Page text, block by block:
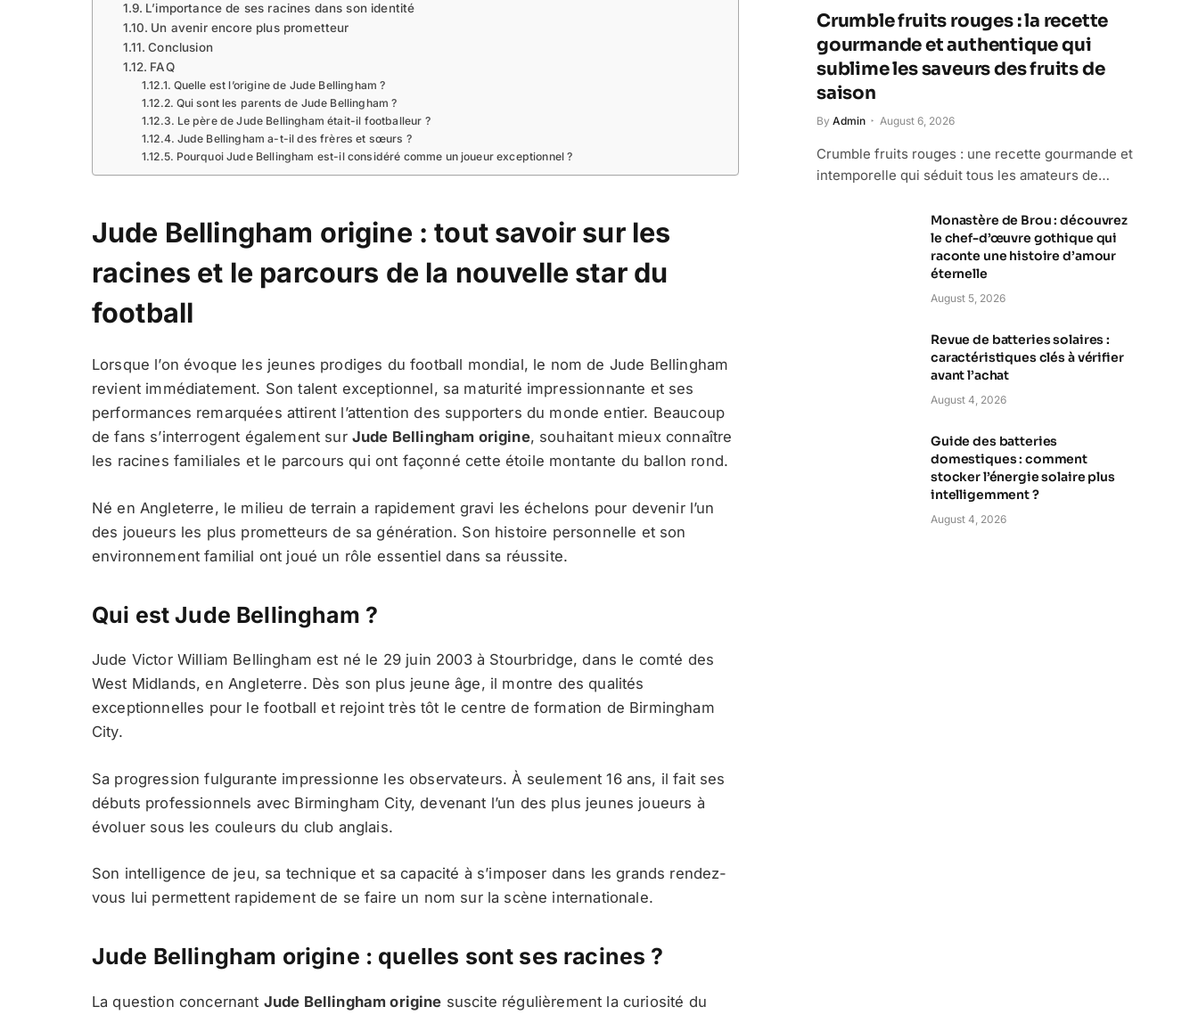
L’importance de ses racines dans son identité
Un avenir encore plus prometteur
Conclusion
FAQ
Quelle est l’origine de Jude Bellingham ?
Qui sont les parents de Jude Bellingham ?
Le père de Jude Bellingham était-il footballeur ?
Jude Bellingham a-t-il des frères et sœurs ?
Pourquoi Jude Bellingham est-il considéré comme un joueur exceptionnel ?
Jude Bellingham origine : tout savoir sur les
racines et le parcours de la nouvelle star du
football
Lorsque l’on évoque les jeunes prodiges du football mondial, le nom de Jude Bellingham
revient immédiatement. Son talent exceptionnel, sa maturité impressionnante et ses
performances remarquées attirent l’attention des supporters du monde entier. Beaucoup
de fans s’interrogent également sur Jude Bellingham origine, souhaitant mieux connaître
les racines familiales et le parcours qui ont façonné cette étoile montante du ballon rond.
Né en Angleterre, le milieu de terrain a rapidement gravi les échelons pour devenir l’un
des joueurs les plus prometteurs de sa génération. Son histoire personnelle et son
environnement familial ont joué un rôle essentiel dans sa réussite.
Qui est Jude Bellingham ?
Jude Victor William Bellingham est né le 29 juin 2003 à Stourbridge, dans le comté des
West Midlands, en Angleterre. Dès son plus jeune âge, il montre des qualités
exceptionnelles pour le football et rejoint très tôt le centre de formation de Birmingham
City.
Sa progression fulgurante impressionne les observateurs. À seulement 16 ans, il fait ses
débuts professionnels avec Birmingham City, devenant l’un des plus jeunes joueurs à
évoluer sous les couleurs du club anglais.
Son intelligence de jeu, sa technique et sa capacité à s’imposer dans les grands rendez-
vous lui permettent rapidement de se faire un nom sur la scène internationale.
Jude Bellingham origine : quelles sont ses racines ?
La question concernant Jude Bellingham origine suscite régulièrement la curiosité du
Crumble fruits rouges : la recette
gourmande et authentique qui
sublime les saveurs des fruits de
saison
By Admin August 6, 2026
Crumble fruits rouges : une recette gourmande et
intemporelle qui séduit tous les amateurs de…
Monastère de Brou : découvrez
le chef-d’œuvre gothique qui
raconte une histoire d’amour
éternelle
August 5, 2026
Revue de batteries solaires :
caractéristiques clés à vérifier
avant l’achat
August 4, 2026
Guide des batteries
domestiques : comment
stocker l’énergie solaire plus
intelligemment ?
August 4, 2026